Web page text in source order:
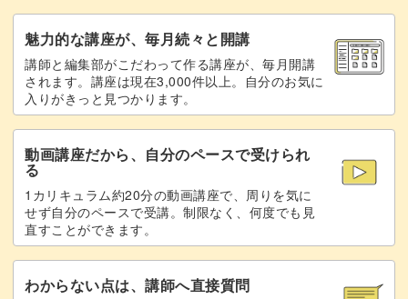
魅力的な講座が、毎月続々と開講
講師と編集部がこだわって作る講座が、毎月開講
されます。講座は現在3,000件以上。自分のお気に
入りがきっと見つかります。
動画講座だから、自分のペースで受けられ
る
1カリキュラム約20分の動画講座で、周りを気に
せず自分のペースで受講。制限なく、何度でも見
直すことができます。
わからない点は、講師へ直接質問